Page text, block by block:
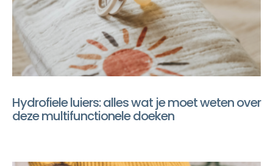
Hydrofiele luiers: alles wat je moet weten over
deze multifunctionele doeken